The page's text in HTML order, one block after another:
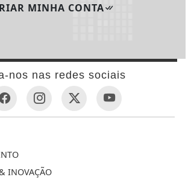
MINHA CONTA
nos nas redes sociais
INOVAÇÃO